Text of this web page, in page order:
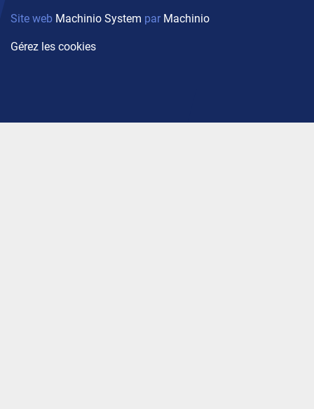
Site web Machinio System par Machinio
Gérez les cookies